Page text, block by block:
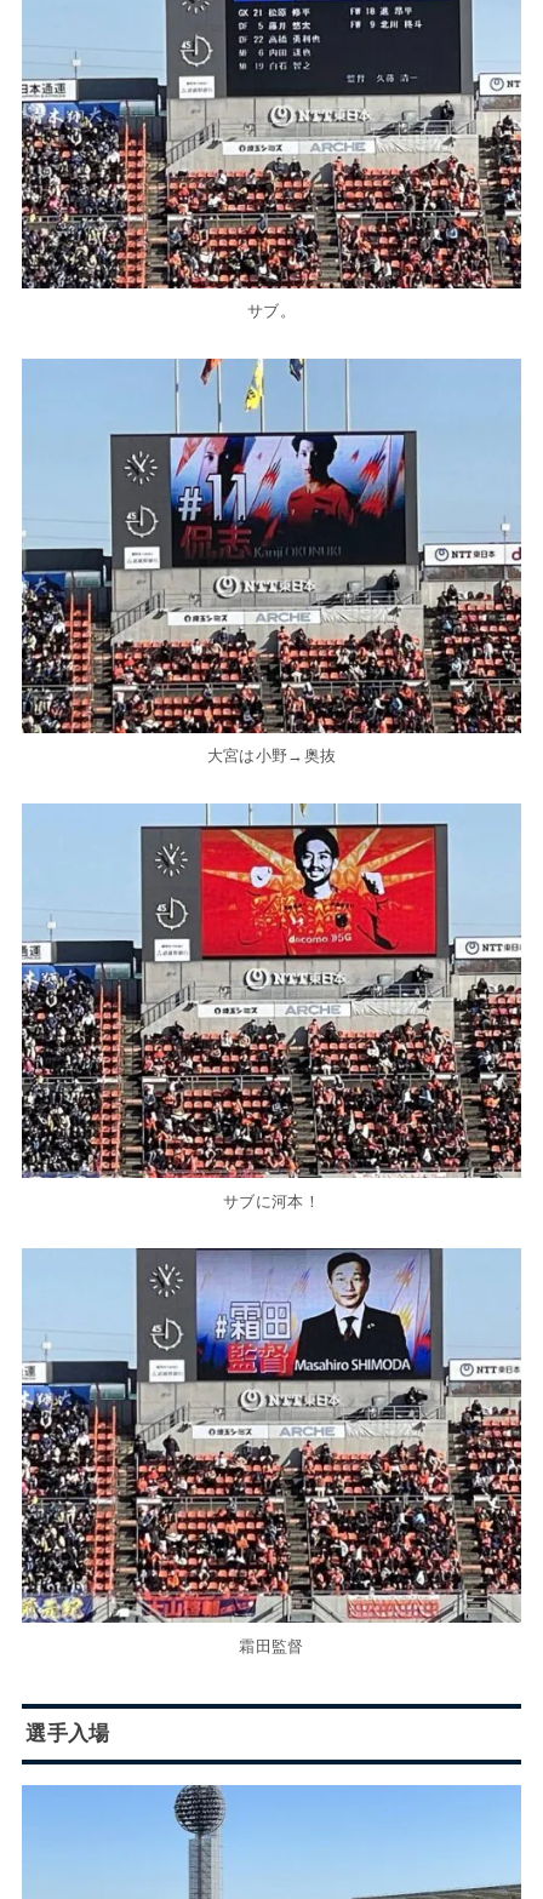
サブ。
大宮は小野→奥抜
サブに河本！
霜田監督
選手入場